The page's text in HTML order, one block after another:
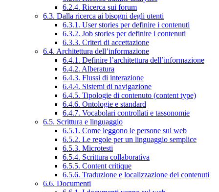
6.2.4. Ricerca sui forum
6.3. Dalla ricerca ai bisogni degli utenti
6.3.1. User stories per definire i contenuti
6.3.2. Job stories per definire i contenuti
6.3.3. Criteri di accettazione
6.4. Architettura dell’informazione
6.4.1. Definire l’architettura dell’informazione
6.4.2. Alberatura
6.4.3. Flussi di interazione
6.4.4. Sistemi di navigazione
6.4.5. Tipologie di contenuto (content type)
6.4.6. Ontologie e standard
6.4.7. Vocabolari controllati e tassonomie
6.5. Scrittura e linguaggio
6.5.1. Come leggono le persone sul web
6.5.2. Le regole per un linguaggio semplice
6.5.3. Microtesti
6.5.4. Scrittura collaborativa
6.5.5. Content critique
6.5.6. Traduzione e localizzazione dei contenuti
6.6. Documenti